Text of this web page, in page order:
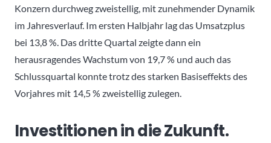
Konzern durchweg zweistellig, mit zunehmender Dynamik
im Jahresverlauf. Im ersten Halbjahr lag das Umsatzplus
bei 13,8 %. Das dritte Quartal zeigte dann ein
herausragendes Wachstum von 19,7 % und auch das
Schlussquartal konnte trotz des starken Basiseffekts des
Vorjahres mit 14,5 % zweistellig zulegen.
Investitionen in die Zukunft.